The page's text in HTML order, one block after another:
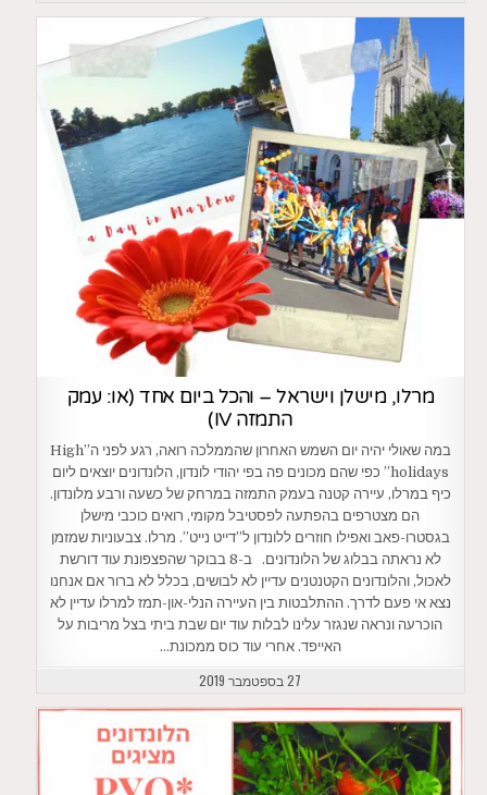
מרלו, מישלן וישראל – והכל ביום אחד (או: עמק
התמזה IV)
במה שאולי יהיה יום השמש האחרון שהממלכה רואה, רגע לפני ה”High
holidays” כפי שהם מכונים פה בפי יהודי לונדון, הלונדונים יוצאים ליום
כיף במרלו, עיירה קטנה בעמק התמזה במרחק של כשעה ורבע מלונדון.
הם מצטרפים בהפתעה לפסטיבל מקומי, רואים כוכבי מישלן
בגסטרו-פאב ואפילו חוזרים ללונדון ל”דייט נייט”. מרלו. צבעוניות שמזמן
לא נראתה בבלוג של הלונדונים. ב-8 בבוקר שהפצפונת עוד דורשת
לאכול, והלונדונים הקטנטנים עדיין לא לבושים, בכלל לא ברור אם אנחנו
נצא אי פעם לדרך. ההתלבטות בין העיירה הנלי-און-תמז למרלו עדיין לא
הוכרעה ונראה שנגזר עלינו לבלות עוד יום שבת ביתי בצל מריבות על
האייפד. אחרי עוד כוס ממכונת…
27 בספטמבר 2019